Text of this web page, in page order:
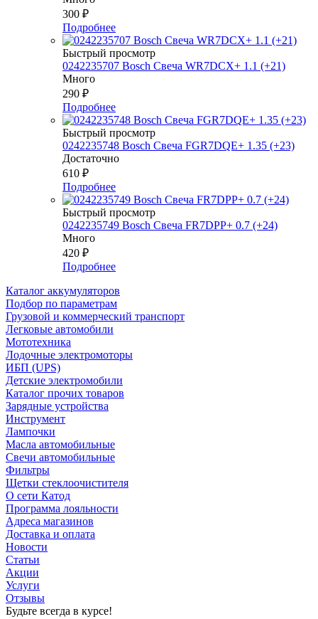
300 ₽
Подробнее
Быстрый просмотр
0242235707 Bosch Свеча WR7DCX+ 1.1 (+21)
Много
290 ₽
Подробнее
Быстрый просмотр
0242235748 Bosch Свеча FGR7DQE+ 1.35 (+23)
Достаточно
610 ₽
Подробнее
Быстрый просмотр
0242235749 Bosch Свеча FR7DPP+ 0.7 (+24)
Много
420 ₽
Подробнее
Каталог аккумуляторов
Подбор по параметрам
Грузовой и коммерческий транспорт
Легковые автомобили
Мототехника
Лодочные электромоторы
ИБП (UPS)
Детские электромобили
Каталог прочих товаров
Зарядные устройства
Инструмент
Лампочки
Масла автомобильные
Свечи автомобильные
Фильтры
Щетки стеклоочистителя
О сети Катод
Программа лояльности
Адреса магазинов
Доставка и оплата
Новости
Статьи
Акции
Услуги
Отзывы
Будьте всегда в курсе!